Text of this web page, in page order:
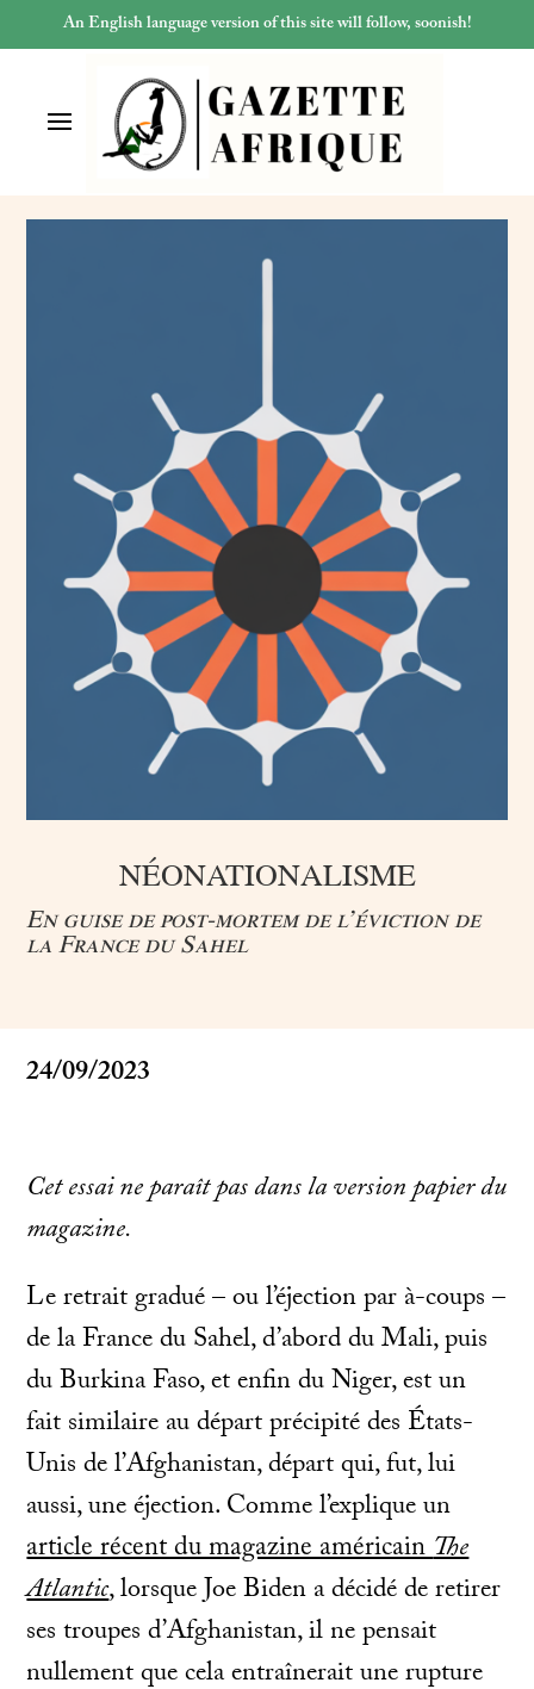
An English language version of this site will follow, soonish!
NÉONATIONALISME
En guise de post-mortem de l’éviction de
la France du Sahel
24/09/2023
Cet essai ne paraît pas dans la version papier du
magazine.
Le retrait gradué – ou l’éjection par à-coups –
de la France du Sahel, d’abord du Mali, puis
du Burkina Faso, et enfin du Niger, est un
fait similaire au départ précipité des États-
Unis de l’Afghanistan, départ qui, fut, lui
aussi, une éjection. Comme l’explique un
article récent du magazine américain The
Atlantic, lorsque Joe Biden a décidé de retirer
ses troupes d’Afghanistan, il ne pensait
nullement que cela entraînerait une rupture